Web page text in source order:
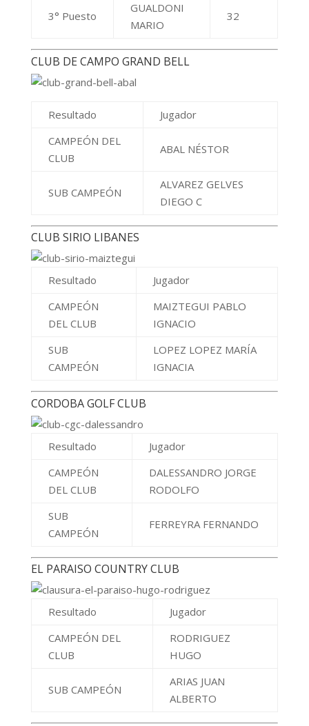
3° Puesto
GUALDONI
MARIO
32
CLUB DE CAMPO GRAND BELL
Resultado
Jugador
CAMPEÓN DEL
CLUB
ABAL NÉSTOR
SUB CAMPEÓN
ALVAREZ GELVES
DIEGO C
CLUB SIRIO LIBANES
Resultado
Jugador
CAMPEÓN
DEL CLUB
MAIZTEGUI PABLO
IGNACIO
SUB
CAMPEÓN
LOPEZ LOPEZ MARÍA
IGNACIA
CORDOBA GOLF CLUB
Resultado
Jugador
CAMPEÓN
DEL CLUB
DALESSANDRO JORGE
RODOLFO
SUB
CAMPEÓN
FERREYRA FERNANDO
EL PARAISO COUNTRY CLUB
Resultado
Jugador
CAMPEÓN DEL
CLUB
RODRIGUEZ
HUGO
SUB CAMPEÓN
ARIAS JUAN
ALBERTO